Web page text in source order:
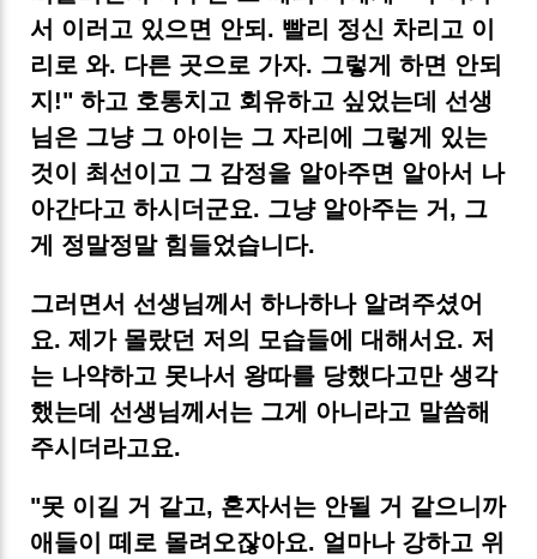
서 이러고 있으면 안되. 빨리 정신 차리고 이
리로 와. 다른 곳으로 가자. 그렇게 하면 안되
지!" 하고 호통치고 회유하고 싶었는데 선생
님은 그냥 그 아이는 그 자리에 그렇게 있는
것이 최선이고 그 감정을 알아주면 알아서 나
아간다고 하시더군요. 그냥 알아주는 거, 그
게 정말정말 힘들었습니다.
그러면서 선생님께서 하나하나 알려주셨어
요. 제가 몰랐던 저의 모습들에 대해서요. 저
는 나약하고 못나서 왕따를 당했다고만 생각
했는데 선생님께서는 그게 아니라고 말씀해
주시더라고요.
"못 이길 거 같고, 혼자서는 안될 거 같으니까
애들이 떼로 몰려오잖아요. 얼마나 강하고 위